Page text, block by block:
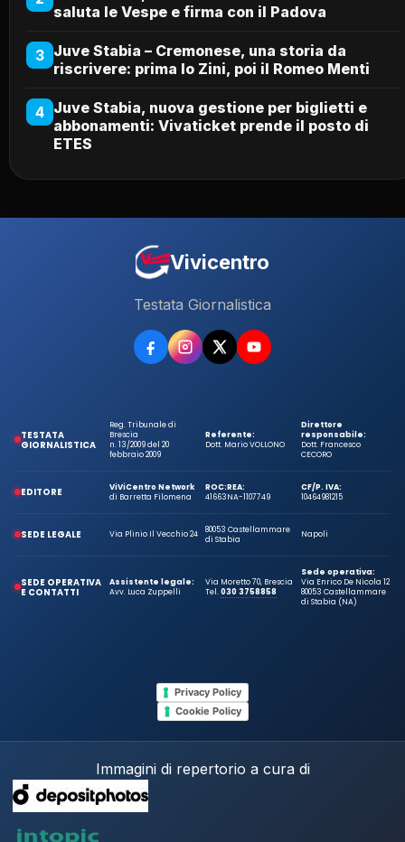
saluta le Vespe e firma con il Padova
3 Juve Stabia – Cremonese, una storia da
riscrivere: prima lo Zini, poi il Romeo Menti
4 Juve Stabia, nuova gestione per biglietti e
abbonamenti: Vivaticket prende il posto di
ETES
Vivicentro
Testata Giornalistica
TESTATA
GIORNALISTICA
Reg. Tribunale di
Brescia
n. 13/2009 del 20
febbraio 2009
Referente:
Dott. Mario VOLLONO
Direttore
responsabile:
Dott. Francesco
CECORO
EDITORE
ViViCentro Network
di Barretta Filomena
ROC:
41663
REA:
NA-1107749
CF/P. IVA:
10464981215
SEDE LEGALE Via Plinio Il Vecchio 24
80053 Castellammare
di Stabia
Napoli
SEDE OPERATIVA
E CONTATTI
Assistente legale:
Avv. Luca Zuppelli
Via Moretto 70, Brescia
Tel.030 3758858
Sede operativa:
Via Enrico De Nicola 12
80053 Castellammare
di Stabia (NA)
Privacy Policy
Cookie Policy
Immagini di repertorio a cura di